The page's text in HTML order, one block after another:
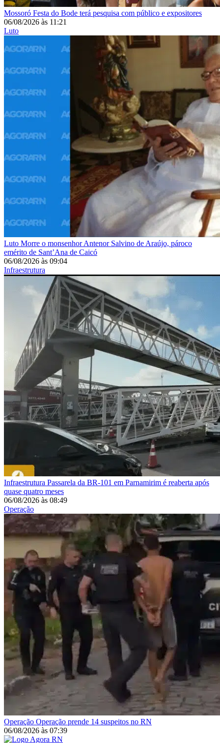
Mossoró Festa do Bode terá pesquisa com público e expositores
06/08/2026 às 11:21
Luto
Luto Morre o monsenhor Antenor Salvino de Araújo, pároco
emérito de Sant’Ana de Caicó
06/08/2026 às 09:04
Infraestrutura
Infraestrutura Passarela da BR-101 em Parnamirim é reaberta após
quase quatro meses
06/08/2026 às 08:49
Operação
Operação Operação prende 14 suspeitos no RN
06/08/2026 às 07:39